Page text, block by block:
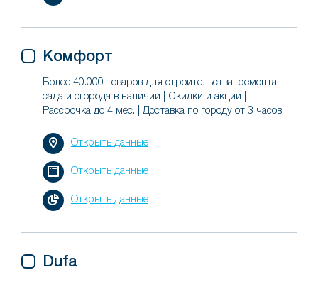
Комфорт
Более 40.000 товаров для строительства, ремонта,
сада и огорода в наличии | Скидки и акции |
Рассрочка до 4 мес. | Доставка по городу от 3 часов!
Открыть данные
Открыть данные
Открыть данные
Dufa